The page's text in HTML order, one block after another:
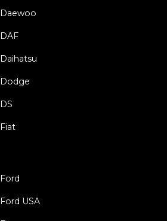
Daewoo
DAF
Daihatsu
Dodge
DS
Fiat
Ford
Ford USA